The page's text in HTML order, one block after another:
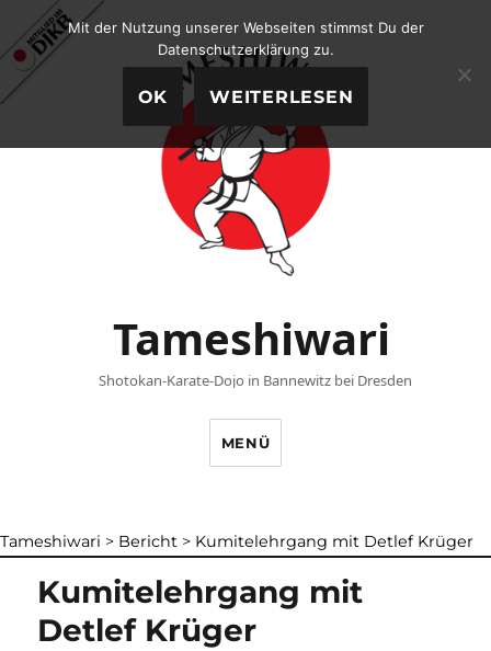
Tameshiwari
Shotokan-Karate-Dojo in Bannewitz bei Dresden
MENÜ
Tameshiwari > Bericht > Kumitelehrgang mit Detlef Krüger
Kumitelehrgang mit
Detlef Krüger
Mit der Nutzung unserer Webseiten stimmst Du der
Datenschutzerklärung zu.
OK WEITERLESEN